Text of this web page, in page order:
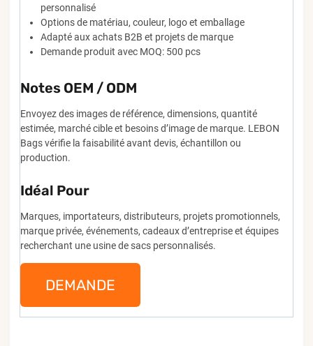
personnalisé
Options de matériau, couleur, logo et emballage
Adapté aux achats B2B et projets de marque
Demande produit avec MOQ: 500 pcs
Notes OEM / ODM
Envoyez des images de référence, dimensions, quantité
estimée, marché cible et besoins d’image de marque. LEBON
Bags vérifie la faisabilité avant devis, échantillon ou
production.
Idéal Pour
Marques, importateurs, distributeurs, projets promotionnels,
marque privée, événements, cadeaux d’entreprise et équipes
recherchant une usine de sacs personnalisés.
DEMANDE